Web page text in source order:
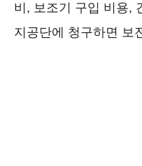
비, 보조기 구입 비용,
지공단에 청구하면 보